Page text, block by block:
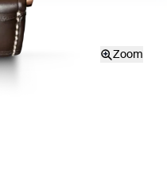
Zoom